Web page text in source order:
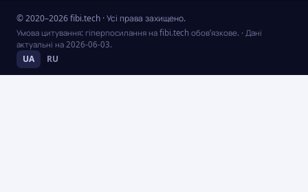
© 2020–2026 fibi.tech · Усі права захищено.
Умова цитування: гіперпосилання на fibi.tech обов’язкове. · Дані
актуальні на 2026-06-03.
UA RU